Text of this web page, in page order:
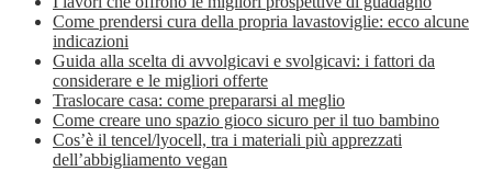
Come prendersi cura della propria lavastoviglie: ecco alcune
indicazioni
Guida alla scelta di avvolgicavi e svolgicavi: i fattori da
considerare e le migliori offerte
Traslocare casa: come prepararsi al meglio
Come creare uno spazio gioco sicuro per il tuo bambino
Cos’è il tencel/lyocell, tra i materiali più apprezzati
dell’abbigliamento vegan